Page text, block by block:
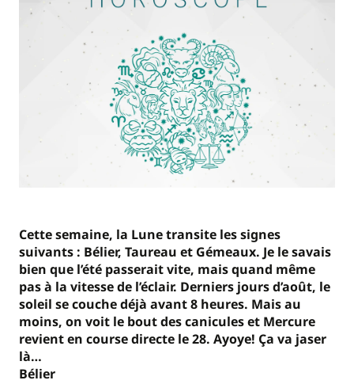
Cette semaine, la Lune transite les signes
suivants : Bélier, Taureau et Gémeaux. Je le savais
bien que l’été passerait vite, mais quand même
pas à la vitesse de l’éclair. Derniers jours d’août, le
soleil se couche déjà avant 8 heures. Mais au
moins, on voit le bout des canicules et Mercure
revient en course directe le 28. Ayoye! Ça va jaser
là…
Bélier